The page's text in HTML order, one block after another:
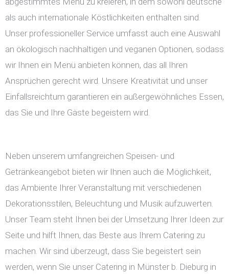
als auch internationale Köstlichkeiten enthalten sind.
Unser professioneller Service umfasst auch eine Auswahl
an ökologisch nachhaltigen und veganen Optionen, sodass
wir Ihnen ein Menü anbieten können, das all Ihren
Ansprüchen gerecht wird. Unsere Kreativität und unser
Einfallsreichtum garantieren ein außergewöhnliches Essen,
das Sie und Ihre Gäste begeistern wird.
Neben unserem umfangreichen Speisen- und
Getränkeangebot bieten wir Ihnen auch die Möglichkeit,
das Ambiente Ihrer Veranstaltung mit verschiedenen
Dekorationsstilen, Beleuchtung und Musik aufzuwerten.
Unser Team steht Ihnen bei der Umsetzung Ihrer Ideen zur
Seite und hilft Ihnen, das Beste aus Ihrem Catering zu
machen. Wir sind überzeugt, dass Sie begeistert sein
werden, wenn Sie unser Catering in Münster b. Dieburg in